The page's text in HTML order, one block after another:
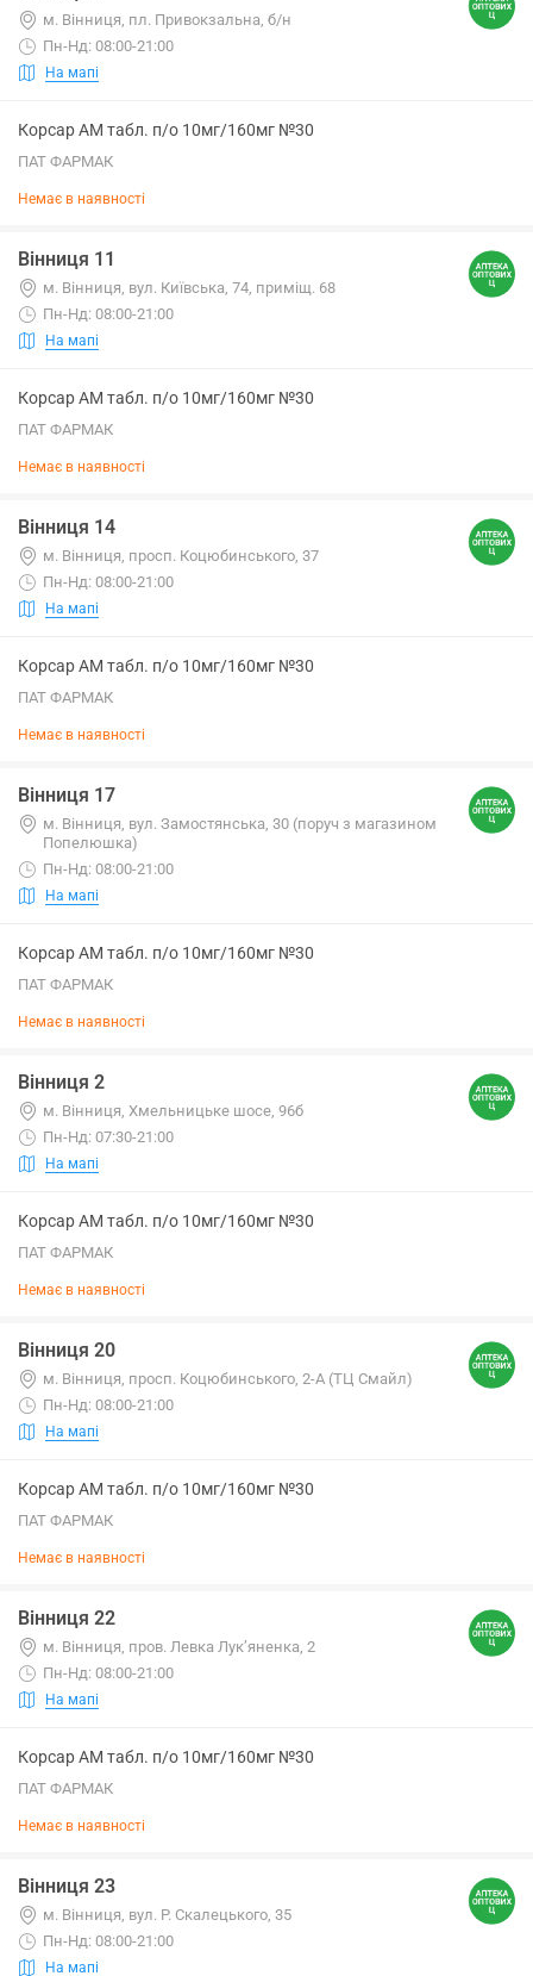
м. Вінниця, пл. Привокзальна, б/н
Пн-Нд: 08:00-21:00
На мапі
Корсар АМ табл. п/о 10мг/160мг №30
ПАТ ФАРМАК
Немає в наявності
Вінниця 11
м. Вінниця, вул. Київська, 74, приміщ. 68
Пн-Нд: 08:00-21:00
На мапі
Корсар АМ табл. п/о 10мг/160мг №30
ПАТ ФАРМАК
Немає в наявності
Вінниця 14
м. Вінниця, просп. Коцюбинського, 37
Пн-Нд: 08:00-21:00
На мапі
Корсар АМ табл. п/о 10мг/160мг №30
ПАТ ФАРМАК
Немає в наявності
Вінниця 17
м. Вінниця, вул. Замостянська, 30 (поруч з магазином
Попелюшка)
Пн-Нд: 08:00-21:00
На мапі
Корсар АМ табл. п/о 10мг/160мг №30
ПАТ ФАРМАК
Немає в наявності
Вінниця 2
м. Вінниця, Хмельницьке шосе, 96б
Пн-Нд: 07:30-21:00
На мапі
Корсар АМ табл. п/о 10мг/160мг №30
ПАТ ФАРМАК
Немає в наявності
Вінниця 20
м. Вінниця, просп. Коцюбинського, 2-А (ТЦ Смайл)
Пн-Нд: 08:00-21:00
На мапі
Корсар АМ табл. п/о 10мг/160мг №30
ПАТ ФАРМАК
Немає в наявності
Вінниця 22
м. Вінниця, пров. Левка Лук’яненка, 2
Пн-Нд: 08:00-21:00
На мапі
Корсар АМ табл. п/о 10мг/160мг №30
ПАТ ФАРМАК
Немає в наявності
Вінниця 23
м. Вінниця, вул. Р. Скалецького, 35
Пн-Нд: 08:00-21:00
На мапі